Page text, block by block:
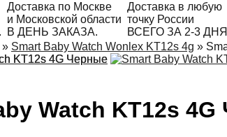
Доставка по Москве
и Московской области
В ДЕНЬ ЗАКАЗА.
Доставка в любую
точку России
ВСЕГО ЗА 2-3
» Smart Baby Watch Wonlex KT12s 4g »
Watch KT12s